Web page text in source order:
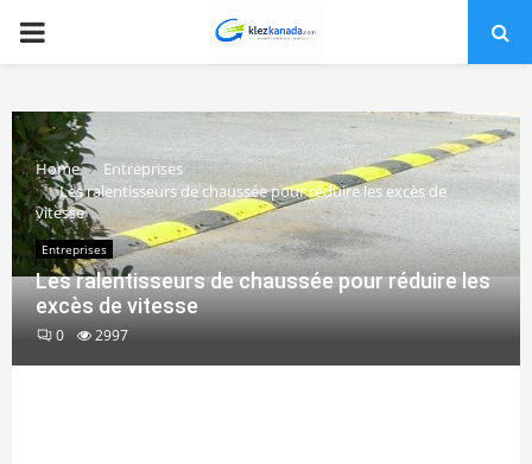
PRIMARY
Home
Entreprises
Les ralentisseurs de chaussée pour réduire les excès de
vitesse
Entreprises
Les ralentisseurs de chaussée pour réduire les
excès de vitesse
0 2997